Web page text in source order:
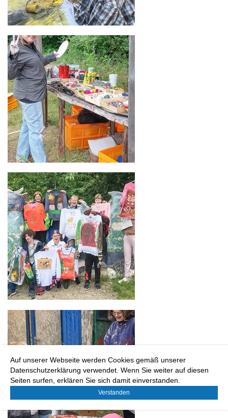
Auf unserer Webseite werden Cookies gemäß unserer
Datenschutzerklärung verwendet. Wenn Sie weiter auf diesen
Seiten surfen, erklären Sie sich damit einverstanden.
Verstanden